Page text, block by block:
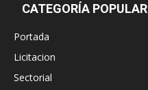
CATEGORÍA POPULAR
Portada
Licitacion
Sectorial